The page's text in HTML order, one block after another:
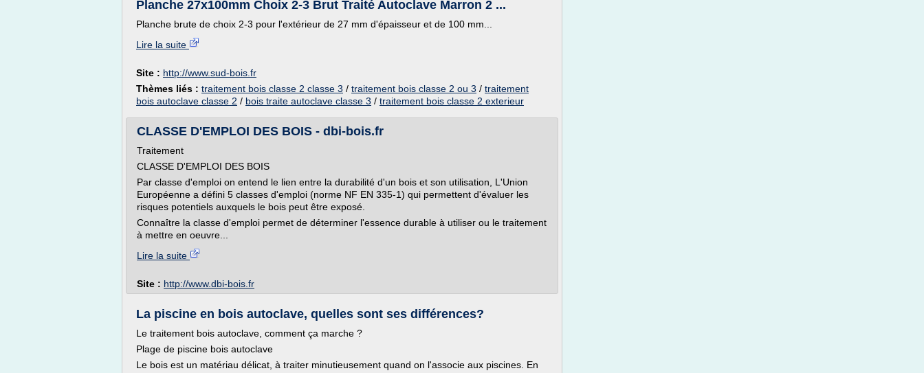
Planche 27x100mm Choix 2-3 Brut Traité Autoclave Marron 2 ...
Planche brute de choix 2-3 pour l'extérieur de 27 mm d'épaisseur et de 100 mm...
Lire la suite
Site : http://www.sud-bois.fr
Thèmes liés : traitement bois classe 2 classe 3 / traitement bois classe 2 ou 3 / traitement
bois autoclave classe 2 / bois traite autoclave classe 3 / traitement bois classe 2 exterieur
CLASSE D'EMPLOI DES BOIS - dbi-bois.fr
Traitement
CLASSE D'EMPLOI DES BOIS
Par classe d'emploi on entend le lien entre la durabilité d'un bois et son utilisation, L'Union
Européenne a défini 5 classes d'emploi (norme NF EN 335-1) qui permettent d'évaluer les
risques potentiels auxquels le bois peut être exposé.
Connaître la classe d'emploi permet de déterminer l'essence durable à utiliser ou le traitement
à mettre en oeuvre...
Lire la suite
Site : http://www.dbi-bois.fr
La piscine en bois autoclave, quelles sont ses différences?
Le traitement bois autoclave, comment ça marche ?
Plage de piscine bois autoclave
Le bois est un matériau délicat, à traiter minutieusement quand on l'associe aux piscines. En